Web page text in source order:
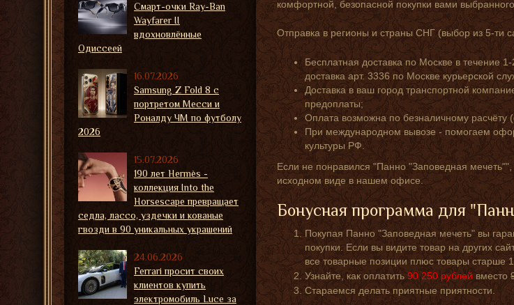
комфортной, безопасной покупки вами
Отправка в регионы и страны СНГ (выбор из 5-ти
Бесплатная доставка по Москве в течение
доставка арт. 3336 по Москве курьерской
Доставка в ваш город транспортной
предоплаты;
Оплата возможна по безналичному расчёту
При международном вывозе - помогаем
культуры РФ.
Если не понравился "Панно "Заповедная мечеть"",
исходном виде в нашем офисе.
Бонусная программа для
Покупая Панно "Заповедная мечеть" вы
покупки. Если вы видите товар на других
все товарные позиции плюс товары старше
Узнайте, как оплатить90 250 рублей вместо
Стараемся делать приятные приятности.
Смарт-очки Ray-Ban
Wayfarer II
вдохновлённые
Одиссеей
16.07.2026
Samsung Z Fold 8 с
портретом Месси и
Роналду ЧМ по футболу
2026
15.07.2026
190 лет Hermès -
коллекция Into the
Horsescape превращает
седла, лассо, уздечки и кованые
гвозди в 90 уникальных украшений
24.06.2026
Ferrari просит своих
клиентов купить
электромобиль Luce за